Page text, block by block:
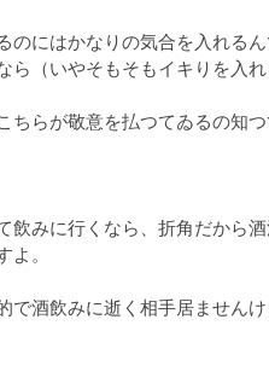
にはかなりの気合を入れるん
ら（いやそもそもイキりを入
ちらが敬意を払つてゐるの知
飲みに行くなら、折角だか
。
酒飲みに逝く相手居ませんけ